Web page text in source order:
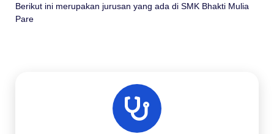
Berikut ini merupakan jurusan yang ada di SMK Bhakti Mulia
Pare